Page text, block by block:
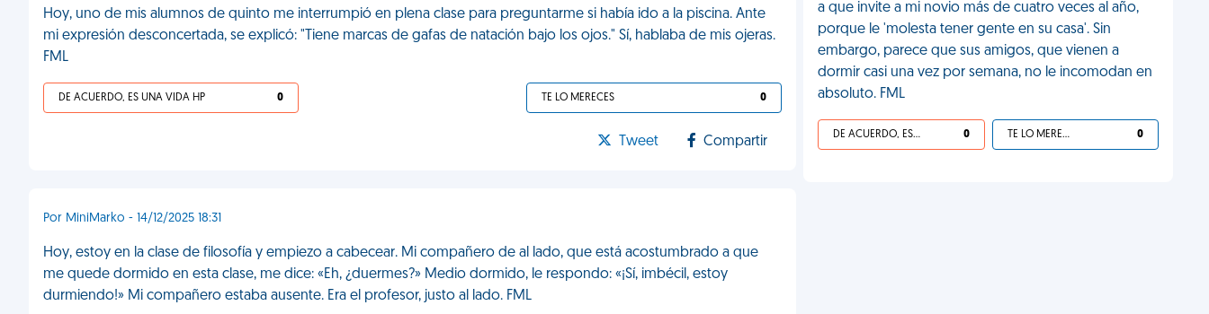
Hoy, uno de mis alumnos de quinto me interrumpió en plena clase para preguntarme si había ido a la piscina. Ante
mi expresión desconcertada, se explicó: "Tiene marcas de gafas de natación bajo los ojos." Sí, hablaba de mis ojeras.
FML
DE ACUERDO, ES UNA VIDA HP 0 TE LO MERECES 0
Tweet Compartir
Por MiniMarko - 14/12/2025 18:31
Hoy, estoy en la clase de filosofía y empiezo a cabecear. Mi compañero de al lado, que está acostumbrado a que
me quede dormido en esta clase, me dice: «Eh, ¿duermes?» Medio dormido, le respondo: «¡Sí, imbécil, estoy
durmiendo!» Mi compañero estaba ausente. Era el profesor, justo al lado. FML
a que invite a mi novio más de cuatro veces al año,
porque le 'molesta tener gente en su casa'. Sin
embargo, parece que sus amigos, que vienen a
dormir casi una vez por semana, no le incomodan en
absoluto. FML
DE ACUERDO, ES UNA VIDA HP 0 TE LO MERECES 0